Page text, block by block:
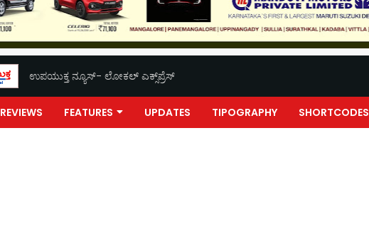
ಉಪಯುಕ್ತ ನ್ಯೂಸ್- ಲೋಕಲ್ ಎಕ್ಸ್‌ಪ್ರೆಸ್‌
REVIEWS FEATURES UPDATES TIPOGRAPHY SHORTCODES